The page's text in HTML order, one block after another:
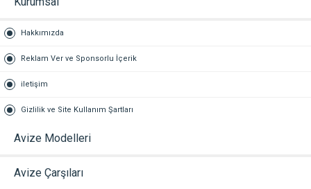
Hakkımızda
Reklam Ver ve Sponsorlu İçerik
iletişim
Gizlilik ve Site Kullanım Şartları
Avize Modelleri
Avize Çarşıları